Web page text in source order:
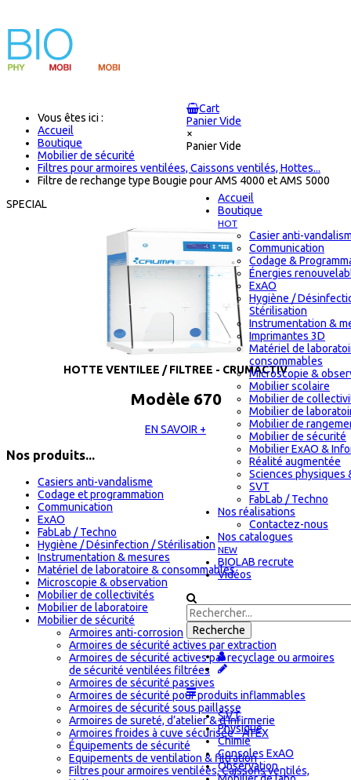
Cart
Panier Vide
×
Panier Vide
Accueil
Boutique
HOT
Casier anti-
Communication
Codage &
Énergies
ExAO
Hygiène /
Stérilisation
Instrumentation &
Imprimantes 3D
Matériel de
consommables
Microscopie &
Mobilier scolaire
Mobilier de
Mobilier de
Mobilier de
Mobilier de sécurité
Mobilier ExAO &
Réalité augmentée
Sciences physiques
SVT
FabLab / Techno
Nos réalisations
Contactez-nous
Nos catalogues
NEW
BIOLAB recrute
Vidéos
S.V.T
Physique
Chimie
Consoles ExAO
Observation
Vous êtes ici :
Accueil
Boutique
Mobilier de sécurité
Filtres pour armoires ventilées, Caissons ventilés, Hottes...
Filtre de rechange type Bougie pour AMS 4000 et AMS 5000
SPECIAL
HOTTE VENTILEE / FILTREE - CRUMACTIV
Modèle 670
EN SAVOIR +
Nos produits...
Casiers anti-vandalisme
Codage et programmation
Communication
ExAO
FabLab / Techno
Hygiène / Désinfection / Stérilisation
Instrumentation & mesures
Matériel de laboratoire & consommables
Microscopie & observation
Mobilier de collectivités
Mobilier de laboratoire
Mobilier de sécurité
Armoires anti-corrosion
Armoires de sécurité actives par extraction
Armoires de sécurité actives par recyclage ou armoires
de sécurité ventilées filtrées
Armoires de sécurité passives
Armoires de sécurité pour produits inflammables
Armoires de sécurité sous paillasse
Armoires de sureté, d’atelier & d'infirmerie
Armoires froides à cuve sécurisée - ATEX
Équipements de sécurité
Equipements de ventilation & filtration
Filtres pour armoires ventilées, Caissons ventilés,